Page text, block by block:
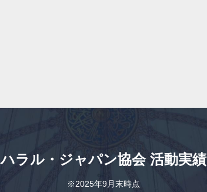
ハラル・ジャパン協会 活動実績
※2025年9月末時点